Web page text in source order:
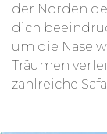
der Norden
dich
um die Nase
Träumen
zahlreiche